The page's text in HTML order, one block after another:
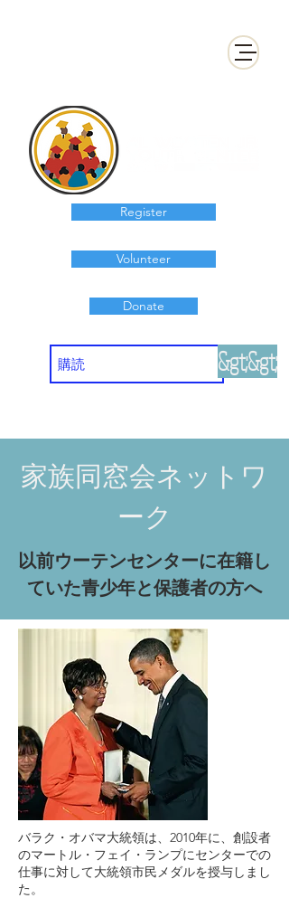
Register
Volunteer
Donate
&gt;&gt;
家族同窓会ネットワ
ーク
以前ウーテンセンターに在籍し
ていた青少年と保護者の方へ
バラク・オバマ大統領は、2010年に、創設者
のマートル・フェイ・ランプにセンターでの
仕事に対して大統領市民メダルを授与しまし
た。